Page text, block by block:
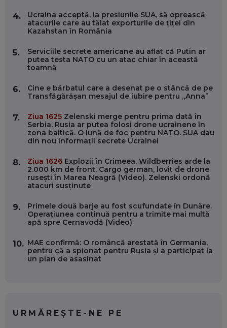
CARIERĂ DE „HACKER CU PERMIS”
EP. 56
DOINA VÎLCEANU, CONTENTSPEED: VREI SUCCES ONLINE?
ÎNVAȚĂ AEO ȘI GEO!
EP. 55
OLIVIU MATEI, HOLISUN: SOFTWARE DE LA CLUJ PENTRU
VERTICALE FĂRĂ PĂMÂNT
EP. 54
PROCESE, DAR CE FACEM CÂND PICĂ BAZA DE DATE, LA
INSTITUȚIILE STATULUI?
EP. 53
GLOBALĂ, FĂRĂ SĂ PIERZI LEGĂTURA CU COMUNITATEA
TA LOCALĂ - ȘI CE SĂ DAI ÎNAPOI
EP. 52
ROBERT GRAUR, FOMO: SPEAKERUL PE SCENĂ, INVITATUL
ÎN SALĂ, DAR ÎNVĂȚĂM UNII DE LA CEILALȚI. VIN JASON
DERULO, STEVEN BARTLETT ȘI ALȚI PESTE 60 DE
ȚIPĂ, CU FEȚELE ACOPERITE. CUM ÎNVĂȚĂM SĂ DISCUTĂM
4.
Ucraina acceptă, la presiunile SUA, să oprească
atacurile care au tăiat exporturile de țiței din
Kazahstan în România
5.
Serviciile secrete americane au aflat că Putin ar
putea testa NATO cu un atac chiar în această
toamnă
6.
Cine e bărbatul care a desenat pe o stâncă de pe
Transfăgărășan mesajul de iubire pentru „Anna”
7. Ziua 1625 Zelenski merge pentru prima dată în
Serbia. Rusia ar putea folosi drone ucrainene în
zona baltică. O lună de foc pentru NATO. SUA dau
din nou informații secrete Ucrainei
8. Ziua 1626 Explozii în Crimeea. Wildberries arde la
2.000 km de front. Cargo german, lovit de drone
rusești în Marea Neagră (Video). Zelenski ordonă
atacuri susținute
9.
Primele două barje au fost scufundate în Dunăre.
Operațiunea continuă pentru a trimite mai multă
apă spre Cernavodă (Video)
10. MAE confirmă: O româncă arestată în Germania,
pentru că a spionat pentru Rusia și a participat la
un plan de asasinat
URMĂREȘTE-NE PE